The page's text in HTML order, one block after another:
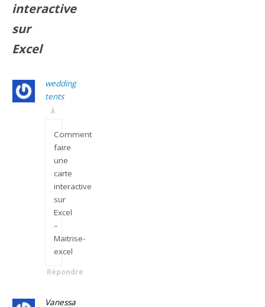
interactive
sur
Excel
wedding
tents
À
Comment
faire
une
carte
interactive
sur
Excel
–
Maitrise-
excel
Répondre
Vanessa